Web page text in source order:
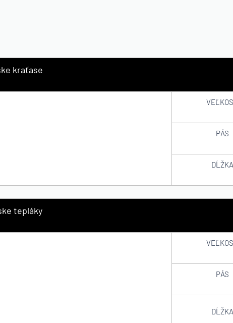
kraťase
PÁS
DĹŽKA
tepláky
PÁS
DĹŽKA